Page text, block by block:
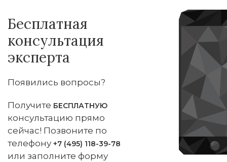
Бесплатная
консультация
эксперта
Появились вопросы?
Получите БЕСПЛАТНУЮ
консультацию прямо
сейчас! Позвоните по
телефону +7 (495) 118-39-78
или заполните форму